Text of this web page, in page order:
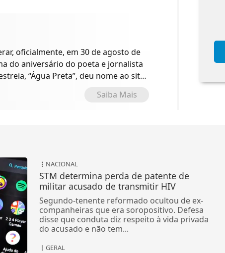
oficialmente, em 30 de agosto de
do aniversário do poeta e jornalista
“Água Preta”, deu nome ao site
Saiba Mais
NACIONAL
STM determina perda de patente de
militar acusado de transmitir HIV
Segundo-tenente reformado ocultou de ex-
companheiras que era soropositivo. Defesa
disse que conduta diz respeito à vida privada
do acusado e não tem...
GERAL